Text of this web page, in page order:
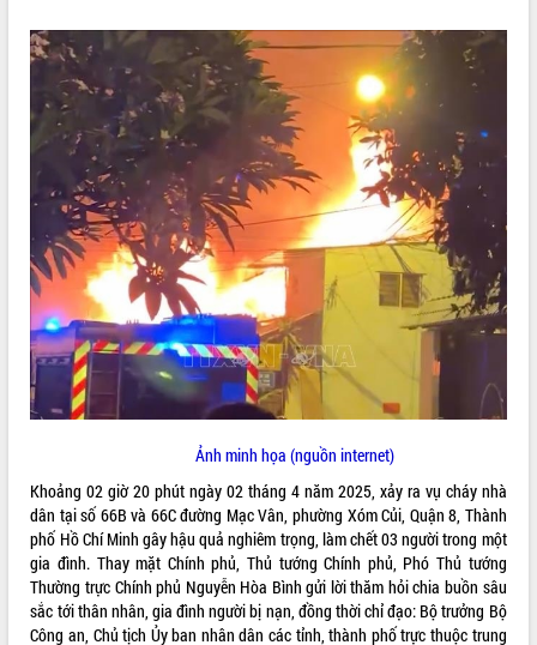
VĂN BẢN HĐND TỈNH
ĐIỂM TIN VĂN BẢN
QUY HOẠCH - KẾ HOẠCH
Ảnh minh họa (nguồn internet)
Khoảng 02 giờ 20 phút ngày 02 tháng 4 năm 2025, xảy ra vụ cháy nhà
dân tại số 66B và 66C đường Mạc Vân, phường Xóm Củi, Quận 8, Thành
phố Hồ Chí Minh gây hậu quả nghiêm trọng, làm chết 03 người trong một
gia đình. Thay mặt Chính phủ, Thủ tướng Chính phủ, Phó Thủ tướng
Thường trực Chính phủ Nguyễn Hòa Bình gửi lời thăm hỏi chia buồn sâu
sắc tới thân nhân, gia đình người bị nạn, đồng thời chỉ đạo: Bộ trưởng Bộ
Công an, Chủ tịch Ủy ban nhân dân các tỉnh, thành phố trực thuộc trung